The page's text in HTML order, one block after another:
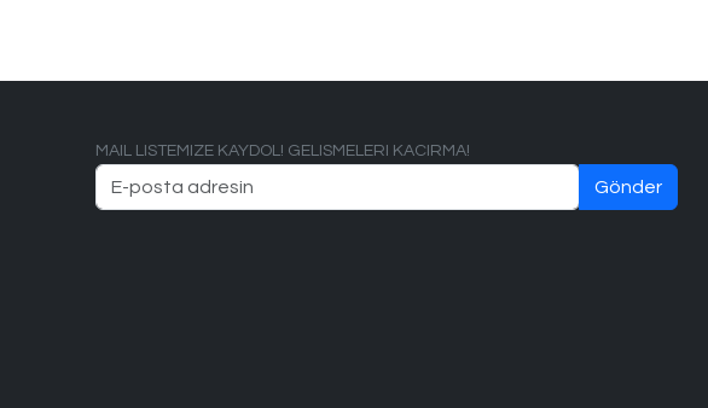
MAIL LISTEMIZE KAYDOL! GELISMELERI KACIRMA!